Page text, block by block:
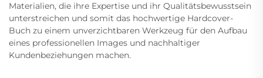
Materialien, die ihre Expertise und ihr Qualitätsbewusstsein
unterstreichen und somit das hochwertige Hardcover-
Buch zu einem unverzichtbaren Werkzeug für den Aufbau
eines professionellen Images und nachhaltiger
Kundenbeziehungen machen.